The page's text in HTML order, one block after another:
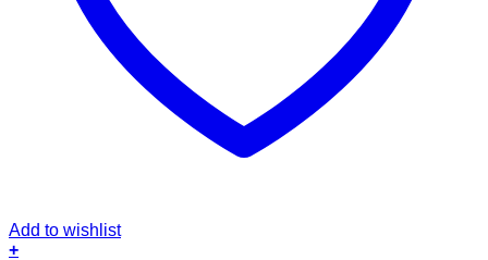
Add to wishlist
+